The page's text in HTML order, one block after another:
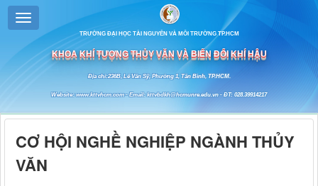
TRƯỜNG ĐẠI HỌC TÀI NGUYÊN VÀ MÔI TRƯỜNG TP.HCM
KHOA KHÍ TƯỢNG THỦY VĂN VÀ BIẾN ĐỔI KHÍ HẬU
Địa chỉ:236B, Lê Văn Sỹ, Phường 1, Tân Bình, TP.HCM.
Website: www.kttvhcm.com - Email: kttvbdkh@hcmunre.edu.vn - ĐT: 028.39914217
CƠ HỘI NGHỀ NGHIỆP NGÀNH THỦY
VĂN